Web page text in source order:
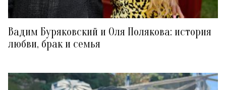
Вадим Буряковский и Оля Полякова: история
любви, брак и семья